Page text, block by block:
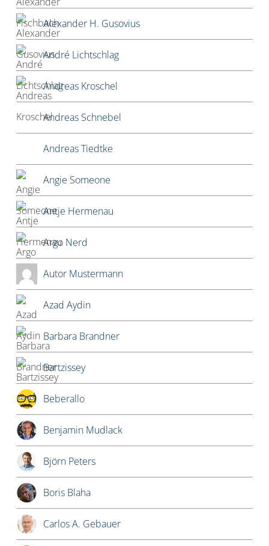
Alexander H. Gusovius
André Lichtschlag
Andreas Kroschel
Andreas Schnebel
Andreas Tiedtke
Angie Someone
Antje Hermenau
Argo Nerd
Autor Mustermann
Azad Aydin
Barbara Brandner
Bartzissey
Beberallo
Benjamin Mudlack
Björn Peters
Boris Blaha
Carlos A. Gebauer